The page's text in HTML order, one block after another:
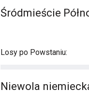
Śródmieście
Losy po Powstaniu:
Niewola